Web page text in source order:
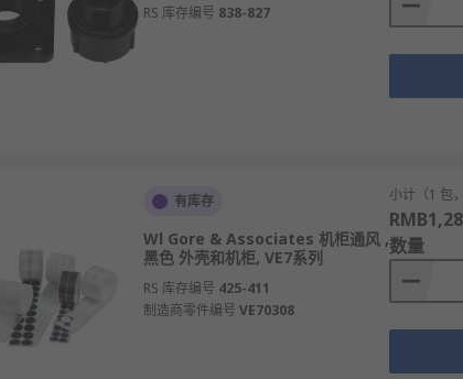
RS 库存编号 838-827
有库存
Wl Gore & Associates 机柜通风 ,
黑色 外壳和机柜, VE7系列
RS 库存编号 425-411
制造商零件编号 VE70308
小计（1 包
数量